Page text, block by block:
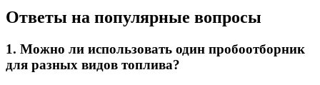
Ответы на популярные вопросы
1. Можно ли использовать один пробоотборник
для разных видов топлива?